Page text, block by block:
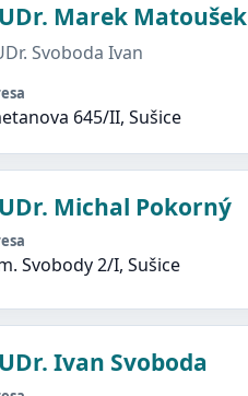
Marek Matoušek
Svoboda Ivan
645/II, Sušice
Michal Pokorný
Svobody 2/I, Sušice
Ivan Svoboda